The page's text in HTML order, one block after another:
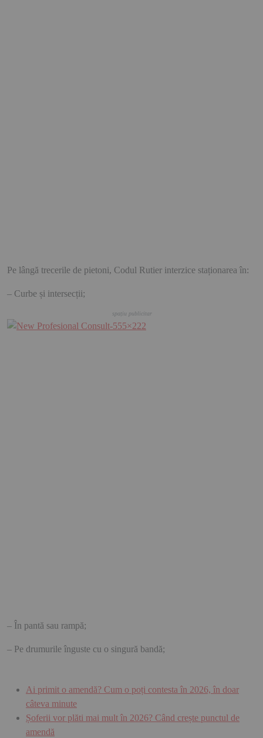
Pe lângă trecerile de pietoni, Codul Rutier interzice staționarea în:
– Curbe și intersecții;
– În pantă sau rampă;
– Pe drumurile înguste cu o singură bandă;
Ai primit o amendă? Cum o poți contesta în 2026, în doar
câteva minute
Șoferii vor plăti mai mult în 2026? Când crește punctul de
amendă